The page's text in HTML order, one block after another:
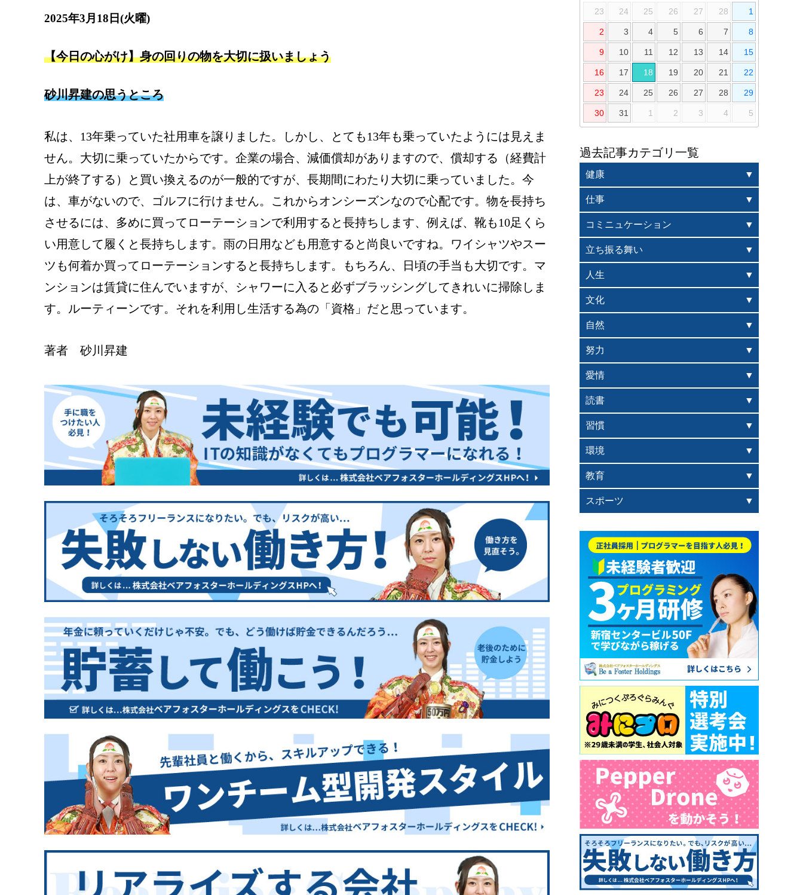
2025年3月18日(火曜)
【今日の心がけ】身の回りの物を大切に扱いましょう
砂川昇建の思うところ
私は、13年乗っていた社用車を譲りました。しかし、とても13年も乗っていたようには見えま
せん。大切に乗っていたからです。企業の場合、減価償却がありますので、償却する（経費計
上が終了する）と買い換えるのが一般的ですが、長期間にわたり大切に乗っていました。今
は、車がないので、ゴルフに行けません。これからオンシーズンなので心配です。物を長持ち
させるには、多めに買ってローテーションで利用すると長持ちします、例えば、靴も10足くら
い用意して履くと長持ちします。雨の日用なども用意すると尚良いですね。ワイシャツやスー
ツも何着か買ってローテーションすると長持ちします。もちろん、日頃の手当も大切です。マ
ンションは賃貸に住んでいますが、シャワーに入ると必ずブラッシングしてきれいに掃除しま
著者 砂川昇建
23 24 25 26 27 28 1
2 3 4 5 6 7 8
9 10 11 12 13 14 15
16 17 18 19 20 21 22
23 24 25 26 27 28 29
30 31 1 2 3 4 5
過去記事カテゴリ一覧
健康
仕事
コミニュケーション
立ち振る舞い
人生
文化
自然
努力
愛情
読書
習慣
環境
教育
スポーツ